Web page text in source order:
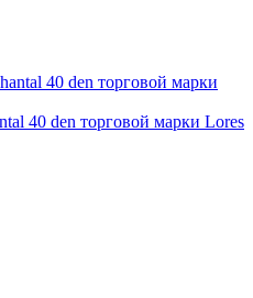
40 den торговой марки Lores